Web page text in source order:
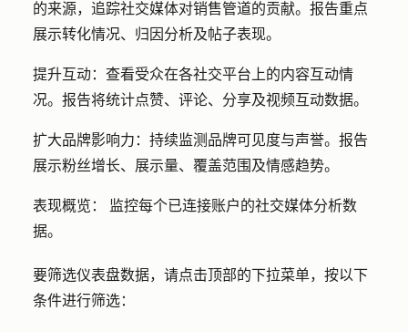
的来源，追踪社交媒体对销售管道的贡献。报告重点
展示转化情况、归因分析及帖子表现。
提升互动：查看受众在各社交平台上的内容互动情
况。报告将统计点赞、评论、分享及视频互动数据。
扩大品牌影响力 ：持续监测品牌可见度与声誉。报告
展示粉丝增长、展示量、覆盖范围及情感趋势。
表现概览：
监控每个已连接账户的社交媒体分析数
据。
要筛选仪表盘数据， 请点击顶部的下拉菜单，按以下
条件进行筛选：